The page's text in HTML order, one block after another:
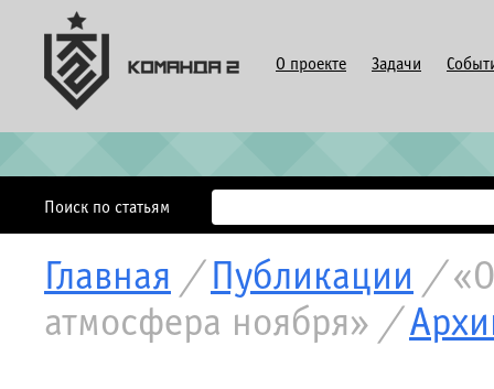
О проекте Задачи
Поиск по статьям
Главная / Публикации /
атмосфера ноября» /